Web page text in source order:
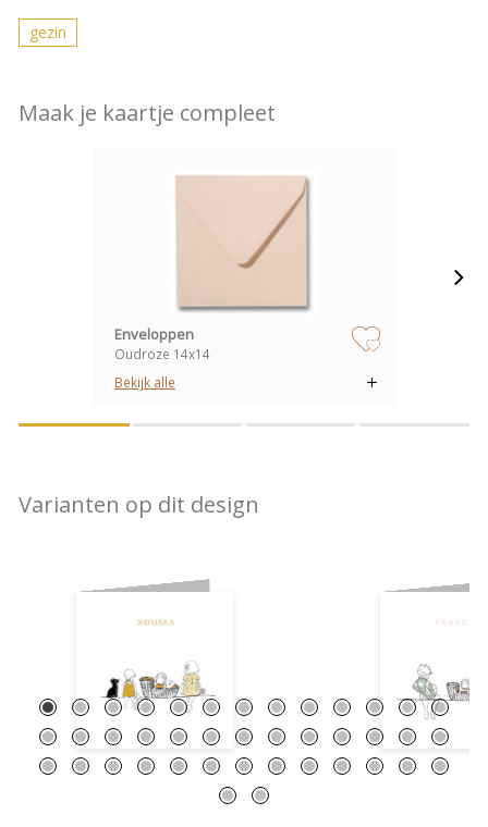
gezin
Maak je kaartje compleet
zet op verlanglijstje
Enveloppen
Oudroze 14x14
Bekijk alle
Varianten op dit design